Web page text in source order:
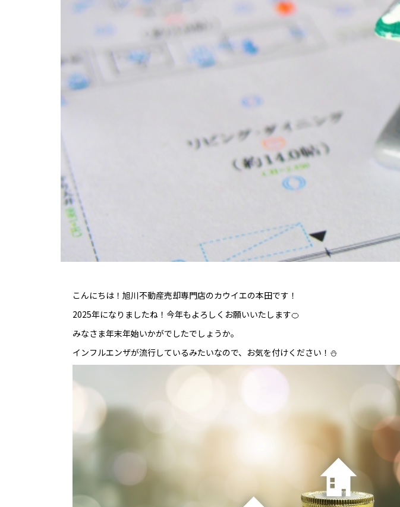
こんにちは！旭川不動産売却専門店のカウイエの本田です！
2025年になりましたね！今年もよろしくお願いいたします🍊
みなさま年末年始いかがでしたでしょうか。
インフルエンザが流行しているみたいなので、お気を付けください！⛄